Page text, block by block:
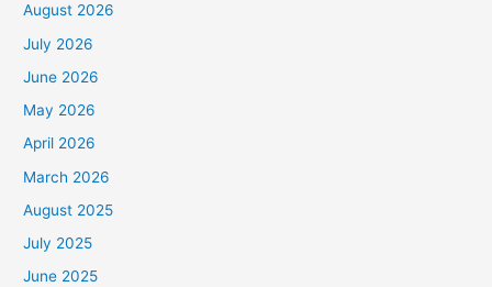
August 2026
July 2026
June 2026
May 2026
April 2026
March 2026
August 2025
July 2025
June 2025